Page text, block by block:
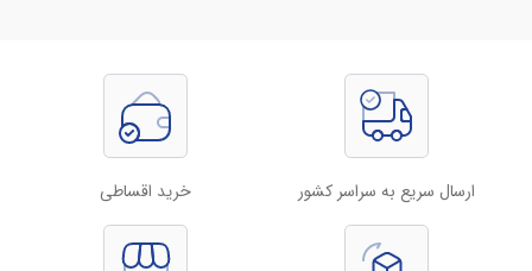
ارسال سریع به سراسر کشور خرید اقساطی